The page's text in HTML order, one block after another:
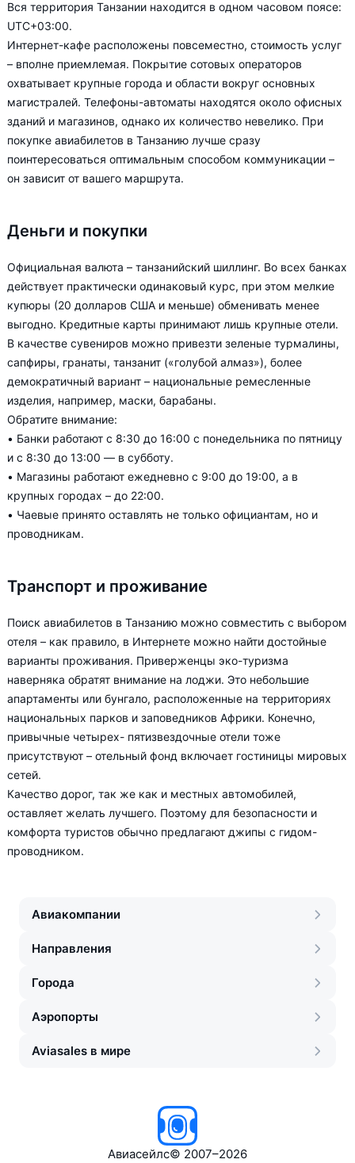
Вся территория Танзании находится в одном часовом поясе:
UTC+03:00.
Интернет-кафе расположены повсеместно, стоимость услуг
– вполне приемлемая. Покрытие сотовых операторов
охватывает крупные города и области вокруг основных
магистралей. Телефоны-автоматы находятся около офисных
зданий и магазинов, однако их количество невелико. При
покупке авиабилетов в Танзанию лучше сразу
поинтересоваться оптимальным способом коммуникации –
он зависит от вашего маршрута.
Деньги и покупки
Официальная валюта – танзанийский шиллинг. Во всех банках
действует практически одинаковый курс, при этом мелкие
купюры (20 долларов США и меньше) обменивать менее
выгодно. Кредитные карты принимают лишь крупные отели.
В качестве сувениров можно привезти зеленые турмалины,
сапфиры, гранаты, танзанит («голубой алмаз»), более
демократичный вариант – национальные ремесленные
изделия, например, маски, барабаны.
Обратите внимание:
• Банки работают с 8:30 до 16:00 с понедельника по пятницу
и с 8:30 до 13:00 — в субботу.
• Магазины работают ежедневно с 9:00 до 19:00, а в
крупных городах – до 22:00.
• Чаевые принято оставлять не только официантам, но и
проводникам.
Транспорт и проживание
Поиск авиабилетов в Танзанию можно совместить с выбором
отеля – как правило, в Интернете можно найти достойные
варианты проживания. Приверженцы эко-туризма
наверняка обратят внимание на лоджи. Это небольшие
апартаменты или бунгало, расположенные на территориях
национальных парков и заповедников Африки. Конечно,
привычные четырех- пятизвездочные отели тоже
присутствуют – отельный фонд включает гостиницы мировых
сетей.
Качество дорог, так же как и местных автомобилей,
оставляет желать лучшего. Поэтому для безопасности и
комфорта туристов обычно предлагают джипы с гидом-
проводником.
Авиакомпании
Направления
Города
Аэропорты
Aviasales в мире
Авиасейлс© 2007–2026